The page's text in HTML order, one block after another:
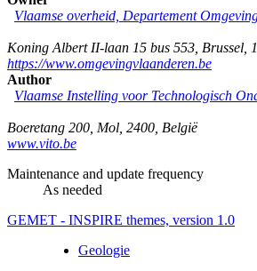
Vlaamse overheid, Departement
Koning Albert II-laan 15 bus 553 Brussel
https://www.omgevingvlaanderen.be
Author
Vlaamse Instelling voor Technologisch
Boeretang 200 Mol 2400 België
www.vito.be
Maintenance and update frequency
As needed
GEMET - INSPIRE themes, version 1.0
Geologie